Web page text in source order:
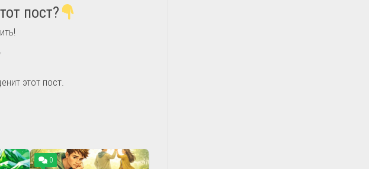
пост?
этот пост.
0